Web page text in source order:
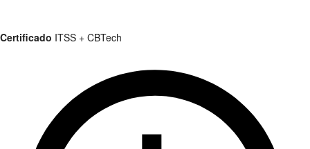
Certificado ITSS + CBTech